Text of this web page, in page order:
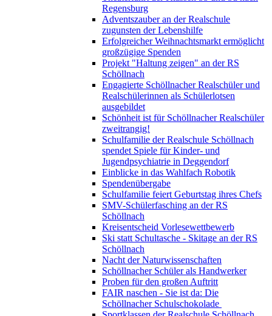
Regensburg
Adventszauber an der Realschule
zugunsten der Lebenshilfe
Erfolgreicher Weihnachtsmarkt ermöglicht
großzügige Spenden
Projekt "Haltung zeigen" an der RS
Schöllnach
Engagierte Schöllnacher Realschüler und
Realschülerinnen als Schülerlotsen
ausgebildet
Schönheit ist für Schöllnacher Realschüler
zweitrangig!
Schulfamilie der Realschule Schöllnach
spendet Spiele für Kinder- und
Jugendpsychiatrie in Deggendorf
Einblicke in das Wahlfach Robotik
Spendenübergabe
Schulfamilie feiert Geburtstag ihres Chefs
SMV-Schülerfasching an der RS
Schöllnach
Kreisentscheid Vorlesewettbewerb
Ski statt Schultasche - Skitage an der RS
Schöllnach
Nacht der Naturwissenschaften
Schöllnacher Schüler als Handwerker
Proben für den großen Auftritt
FAIR naschen - Sie ist da: Die
Schöllnacher Schulschokolade